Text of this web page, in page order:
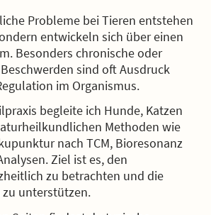
Probleme bei Tieren entstehen
entwickeln sich über einen
Besonders chronische oder
sind oft Ausdruck
im Organismus.
begleite ich Hunde, Katzen
Methoden wie
nach TCM, Bioresonanz
Ziel ist es, den
zu betrachten und die
unterstützen.